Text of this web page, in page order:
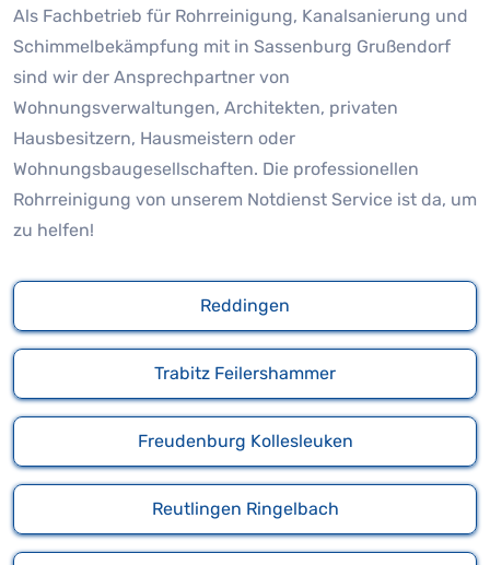
Als Fachbetrieb für Rohrreinigung, Kanalsanierung und
Schimmelbekämpfung mit in Sassenburg Grußendorf
sind wir der Ansprechpartner von
Wohnungsverwaltungen, Architekten, privaten
Hausbesitzern, Hausmeistern oder
Wohnungsbaugesellschaften. Die professionellen
Rohrreinigung von unserem Notdienst Service ist da, um
zu helfen!
Reddingen
Trabitz Feilershammer
Freudenburg Kollesleuken
Reutlingen Ringelbach